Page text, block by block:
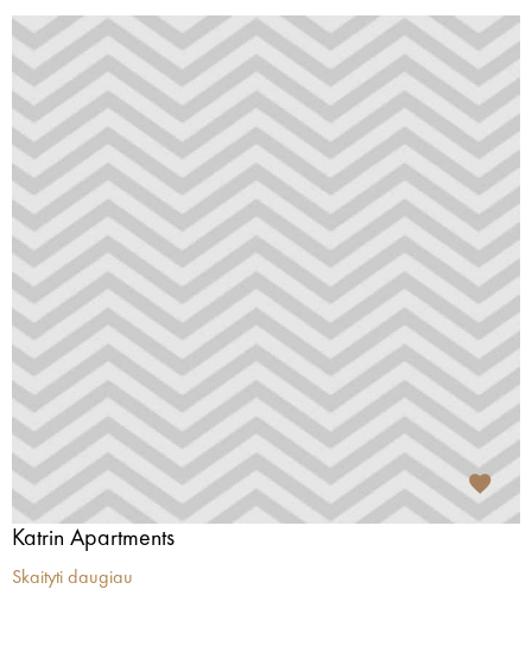
Katrin Apartments
Skaityti daugiau